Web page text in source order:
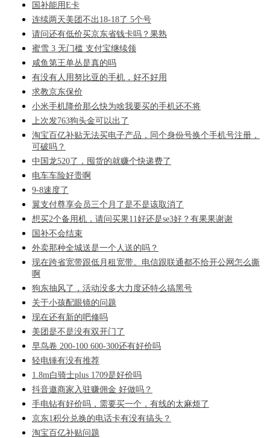
国补能用E卡
连续两天美团不出18-18了 5个号
请问还有低价买京东省钱卡吗？果熟
蜜雪 3 无门槛 支付宝继续领
咸鱼第王单丛是真的吗
有没有人用努比亚的手机，好不好用
求教京东保价
小米手机降价那么快为啥我要买的手机还不将
上次发763狗头金可以出了
淘宝百亿补贴无法买电子产品，同个身份号换个手机号注册，
可破吗？
中国龙520了，囤货的就赚个快递费了
电车车险好贵啊
9-8速度了
翼支付尊享会员三个月了是不是该取消了
想买2个备用机，请问买果11好还是se3好？有果果谢谢
国补不会结束
外卖那种全城送是一个人送的吗？
现在跨省宽带跟低月租宽带。电信跟联通都不给开公网怎么撕
啊
狗东抽风了，活动没多大力度还特么搞黑号
关于小孩配眼镜的问题
现在还有新的吧修吗
美团是不是没有双开门了
早鸟卷 200-100 600-300还有好价吗
轻电锤有没有推荐
1.8m白骑士plus 1709是好价吗
抖音邀商家入驻赚佣金 好做吗？
手电钻有好价吗，需要买一个，有线的太麻烦了
京东1积分兑换的电话卡有没有搞头？
淘宝百亿补贴问题